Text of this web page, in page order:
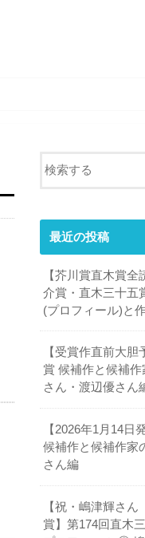
最近の投稿
【芥川賞直木賞
介賞・直木三十五
(プロフィール)と
【受賞作直前大
賞 候補作と候補
さん・渡辺優さん
【2026年1月14日
候補作と候補作家
さん編
【祝・嶋津輝さ
賞】第174回直木